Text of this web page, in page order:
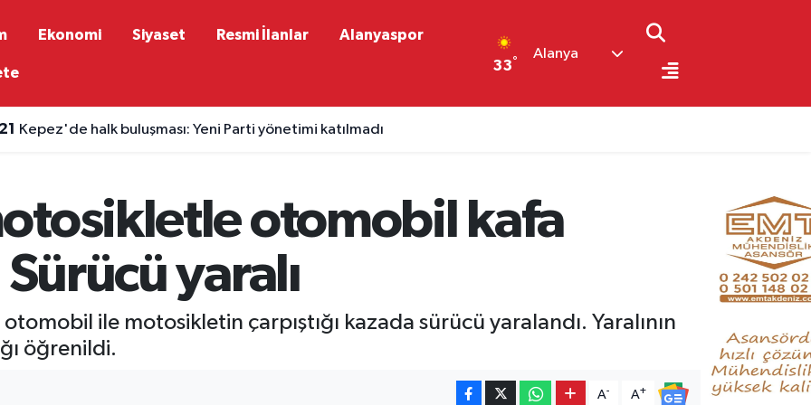
Ekonomi Siyaset Resmi İlanlar Alanyaspor
33°
Alanya
Kepez'de halk buluşması: Yeni Parti yönetimi katılmadı
otomobil kafa
yaralı
ile motosikletin çarpıştığı kazada sürücü yaralandı. Yaralının
öğrenildi.
A- A+